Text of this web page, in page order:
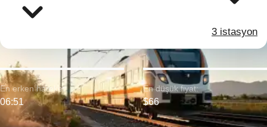
3 istasyon
En erken hareket:
06:51
En düşük fiyat:
$66